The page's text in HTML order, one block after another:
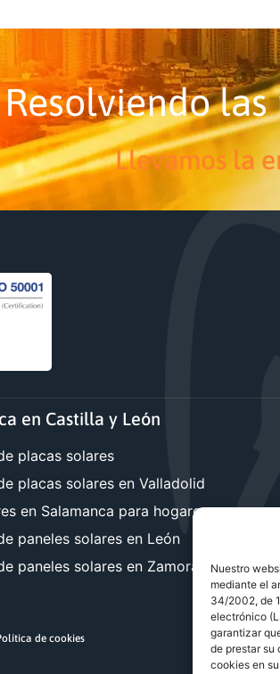
Nuestro
mediante el
34/2002, de
electrónico
garantizar
de prestar su
cookies en
Resolviendo
Llevamos la
en Castilla y León
placas solares
placas solares en Valladolid
en Salamanca para hogares y
paneles solares en León
paneles solares en Zamora
de cookies